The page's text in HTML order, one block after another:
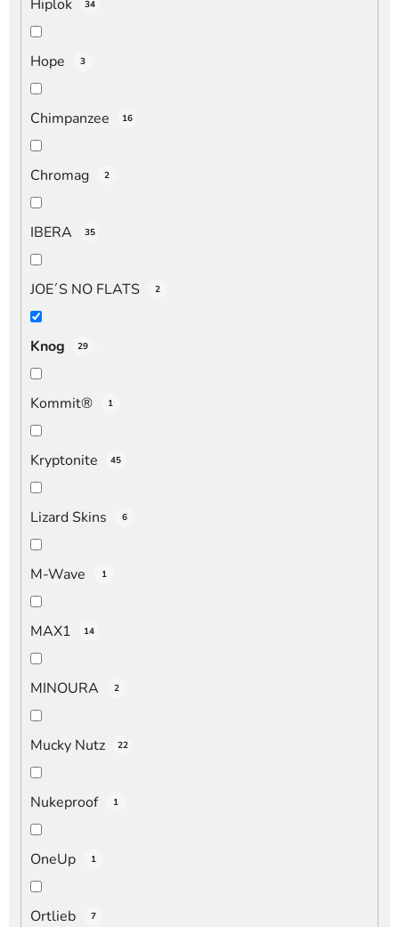
Hiplok 34
Hope 3
Chimpanzee 16
Chromag 2
IBERA 35
JOE´S NO FLATS 2
Knog 29
Kommit® 1
Kryptonite 45
Lizard Skins 6
M-Wave 1
MAX1 14
MINOURA 2
Mucky Nutz 22
Nukeproof 1
OneUp 1
Ortlieb 7